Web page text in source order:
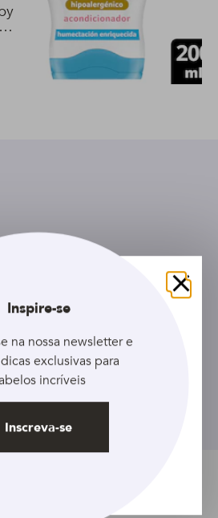
e-mail e receba as
além de Fechar
Inspire-se
na nossa newsletter e
exclusivas para
incríveis
Inscreva-se